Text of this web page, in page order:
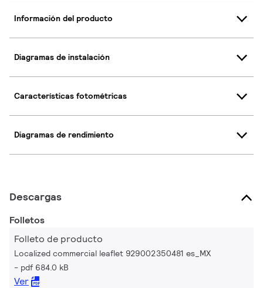
Información del producto
Diagramas de instalación
Características fotométricas
Diagramas de rendimiento
Descargas
Folletos
Folleto de producto
Localized commercial leaflet 929002350481 es_MX
pdf 684.0 kB
Ver